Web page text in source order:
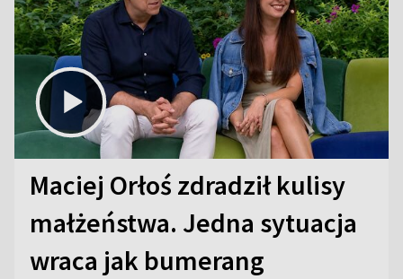
Maciej Orłoś zdradził kulisy
małżeństwa. Jedna sytuacja
wraca jak bumerang